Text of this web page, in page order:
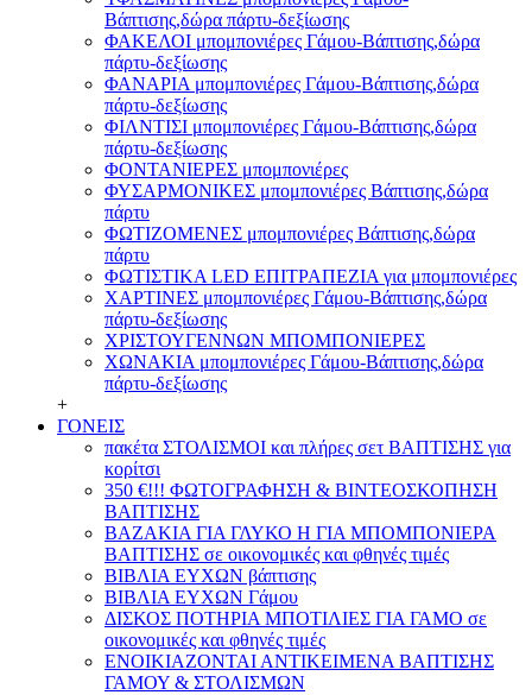
Βάπτισης,δώρα πάρτυ-δεξίωσης
ΦΑΚΕΛΟΙ μπομπονιέρες Γάμου-Βάπτισης,δώρα
πάρτυ-δεξίωσης
ΦΑΝΑΡΙΑ μπομπονιέρες Γάμου-Βάπτισης,δώρα
πάρτυ-δεξίωσης
ΦΙΛΝΤΙΣΙ μπομπονιέρες Γάμου-Βάπτισης,δώρα
πάρτυ-δεξίωσης
ΦΟΝΤΑΝΙΕΡΕΣ μπομπονιέρες
ΦΥΣΑΡΜΟΝΙΚΕΣ μπομπονιέρες Βάπτισης,δώρα
πάρτυ
ΦΩΤΙΖΟΜΕΝΕΣ μπομπονιέρες Βάπτισης,δώρα
πάρτυ
ΦΩΤΙΣΤΙΚΑ LED ΕΠΙΤΡΑΠΕΖΙΑ για μπομπονιέρες
ΧΑΡΤΙΝΕΣ μπομπονιέρες Γάμου-Βάπτισης,δώρα
πάρτυ-δεξίωσης
ΧΡΙΣΤΟΥΓΕΝΝΩΝ ΜΠΟΜΠΟΝΙΕΡΕΣ
ΧΩΝΑΚΙΑ μπομπονιέρες Γάμου-Βάπτισης,δώρα
πάρτυ-δεξίωσης
+
ΓΟΝΕΙΣ
πακέτα ΣΤΟΛΙΣΜΟΙ και πλήρες σετ ΒΑΠΤΙΣΗΣ για
κορίτσι
350 €!!! ΦΩΤΟΓΡΑΦΗΣΗ & ΒΙΝΤΕΟΣΚΟΠΗΣΗ
ΒΑΠΤΙΣΗΣ
ΒΑΖΑΚΙΑ ΓΙΑ ΓΛΥΚΟ Η ΓΙΑ ΜΠΟΜΠΟΝΙΕΡΑ
ΒΑΠΤΙΣΗΣ σε οικονομικές και φθηνές τιμές
ΒΙΒΛΙΑ ΕΥΧΩΝ βάπτισης
ΒΙΒΛΙΑ ΕΥΧΩΝ Γάμου
ΔΙΣΚΟΣ ΠΟΤΗΡΙΑ ΜΠΟΤΙΛΙΕΣ ΓΙΑ ΓΑΜΟ σε
οικονομικές και φθηνές τιμές
ΕΝΟΙΚΙΑΖΟΝΤΑΙ ΑΝΤΙΚΕΙΜΕΝΑ ΒΑΠΤΙΣΗΣ
ΓΑΜΟΥ & ΣΤΟΛΙΣΜΩΝ